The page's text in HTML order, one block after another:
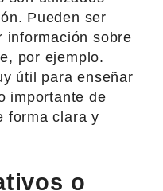
Pueden ser
información sobre
por ejemplo.
útil para enseñar
importante de
forma clara y
o